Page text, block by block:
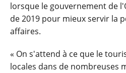
lorsque le gouvernement de
de 2019 pour mieux servir la
affaires.
« On s'attend à ce que le
locales dans de nombreuses